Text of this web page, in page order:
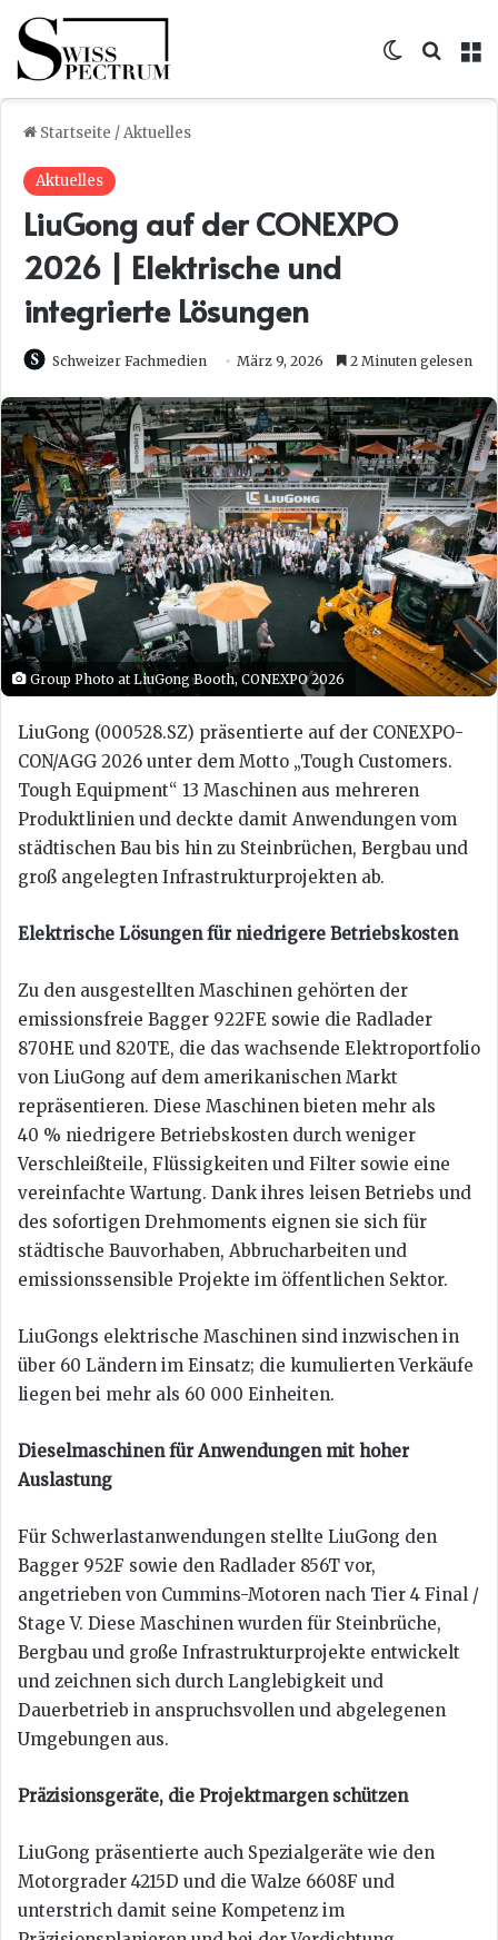
Skin
Startseite /Aktuelles
Aktuelles
LiuGong auf der CONEXPO
2026 | Elektrische und
integrierte Lösungen
Schweizer Fachmedien März 9, 2026 2 Minuten gelesen
Group Photo at LiuGong Booth, CONEXPO 2026
LiuGong (000528.SZ) präsentierte auf der CONEXPO-
CON/AGG 2026 unter dem Motto „Tough Customers.
Tough Equipment“ 13 Maschinen aus mehreren
Produktlinien und deckte damit Anwendungen vom
städtischen Bau bis hin zu Steinbrüchen, Bergbau und
groß angelegten Infrastrukturprojekten ab.
Elektrische Lösungen für niedrigere Betriebskosten
Zu den ausgestellten Maschinen gehörten der
emissionsfreie Bagger 922FE sowie die Radlader
870HE und 820TE, die das wachsende Elektroportfolio
von LiuGong auf dem amerikanischen Markt
repräsentieren. Diese Maschinen bieten mehr als
40 % niedrigere Betriebskosten durch weniger
Verschleißteile, Flüssigkeiten und Filter sowie eine
vereinfachte Wartung. Dank ihres leisen Betriebs und
des sofortigen Drehmoments eignen sie sich für
städtische Bauvorhaben, Abbrucharbeiten und
emissionssensible Projekte im öffentlichen Sektor.
LiuGongs elektrische Maschinen sind inzwischen in
über 60 Ländern im Einsatz; die kumulierten Verkäufe
liegen bei mehr als 60 000 Einheiten.
Dieselmaschinen für Anwendungen mit hoher
Auslastung
Für Schwerlastanwendungen stellte LiuGong den
Bagger 952F sowie den Radlader 856T vor,
angetrieben von Cummins-Motoren nach Tier 4 Final /
Stage V. Diese Maschinen wurden für Steinbrüche,
Bergbau und große Infrastrukturprojekte entwickelt
und zeichnen sich durch Langlebigkeit und
Dauerbetrieb in anspruchsvollen und abgelegenen
Umgebungen aus.
Präzisionsgeräte, die Projektmargen schützen
LiuGong präsentierte auch Spezialgeräte wie den
Motorgrader 4215D und die Walze 6608F und
unterstrich damit seine Kompetenz im